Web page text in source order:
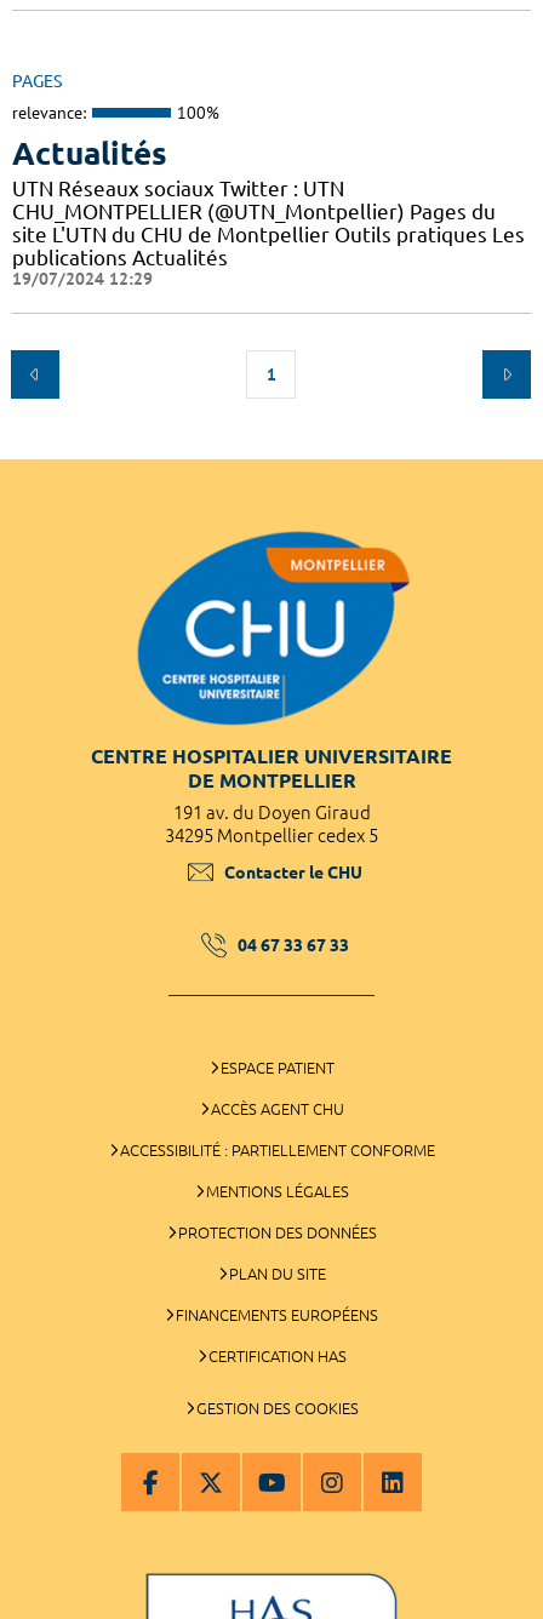
PAGES
relevance: 100%
Actualités
UTN Réseaux sociaux Twitter : UTN
CHU_MONTPELLIER (@UTN_Montpellier) Pages du
site L'UTN du CHU de Montpellier Outils pratiques Les
publications Actualités
19/07/2024 12:29
1
CENTRE HOSPITALIER UNIVERSITAIRE
DE MONTPELLIER
191 av. du Doyen Giraud
34295 Montpellier cedex 5
Contacter le CHU
04 67 33 67 33
ESPACE PATIENT
ACCÈS AGENT CHU
ACCESSIBILITÉ : PARTIELLEMENT CONFORME
MENTIONS LÉGALES
PROTECTION DES DONNÉES
PLAN DU SITE
FINANCEMENTS EUROPÉENS
CERTIFICATION HAS
GESTION DES COOKIES